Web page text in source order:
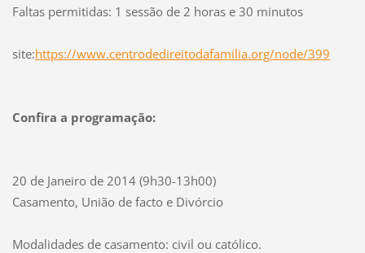
Faltas permitidas: 1 sessão de 2 horas e 30 minutos
site:https://www.centrodedireitodafamilia.org/node/399
Confira a programação:
20 de Janeiro de 2014 (9h30-13h00)
Casamento, União de facto e Divórcio
Modalidades de casamento: civil ou católico.